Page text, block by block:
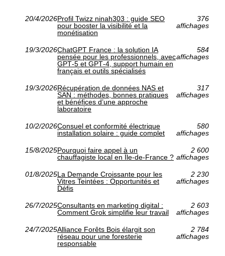
20/4/2026Profil Twizz ninah303 : guide SEO
pour booster la visibilité et la
monétisation
376
affichages
19/3/2026ChatGPT France : la solution IA
pensée pour les professionnels, avec
GPT‑5 et GPT‑4, support humain en
français et outils spécialisés
584
affichages
19/3/2026Récupération de données NAS et
SAN : méthodes, bonnes pratiques
et bénéfices d’une approche
laboratoire
317
affichages
10/2/2026Consuel et conformité électrique
installation solaire : guide complet
580
affichages
15/8/2025Pourquoi faire appel à un
chauffagiste local en Île-de-France ?
2 600
affichages
01/8/2025La Demande Croissante pour les
Vitres Teintées : Opportunités et
Défis
2 230
affichages
26/7/2025Consultants en marketing digital :
Comment Grok simplifie leur travail
2 603
affichages
24/7/2025Alliance Forêts Bois élargit son
réseau pour une foresterie
responsable
2 784
affichages